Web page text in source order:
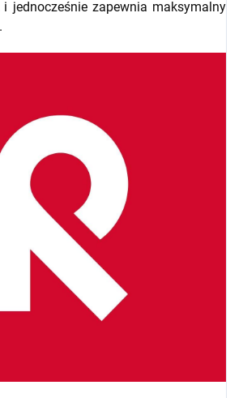
i jednocześnie zapewnia maksymalny